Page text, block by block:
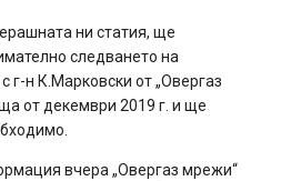
ни статия, ще
следването на
г-н К.Марковски от „Овергаз
от декември 2019 г. и ще
вчера „Овергаз мрежи“